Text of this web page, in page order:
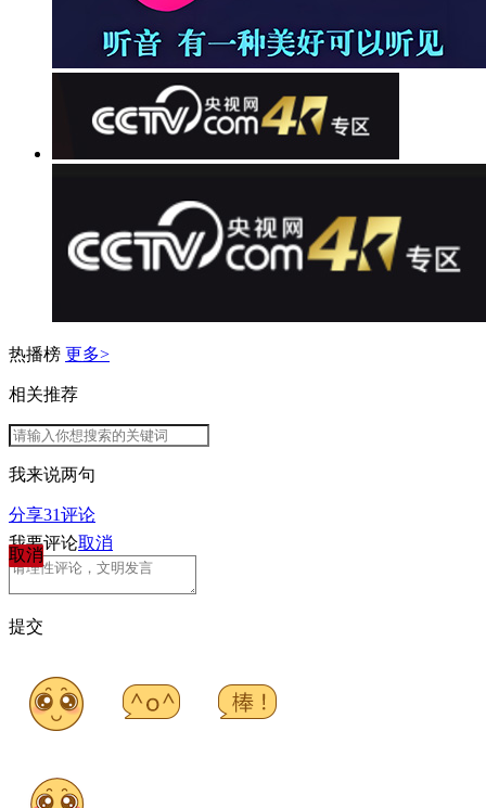
热播榜 更多>
相关推荐
我来说两句
分享31评论
取消
我要评论取消
提交